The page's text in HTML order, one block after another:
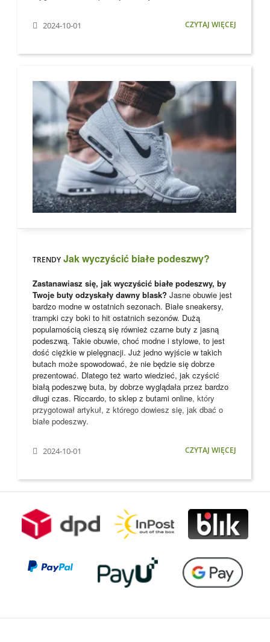
2024-10-01 CZYTAJ WIĘCEJ
TRENDY Jak wyczyścić białe podeszwy?
Zastanawiasz się, jak wyczyścić białe podeszwy, by
Twoje buty odzyskały dawny blask? Jasne obuwie jest
bardzo modne w ostatnich sezonach. Białe sneakersy,
trampki czy boki to hit ostatnich sezonów. Dużą
popularnością cieszą się również czarne buty z jasną
podeszwą. Takie obuwie, choć modne i stylowe, to jest
dość ciężkie w pielęgnacji. Już jedno wyjście w takich
butach może spowodować, że nie będzie się dobrze
prezentować. Dlatego też warto wiedzieć, jak czyścić
białą podeszwę buta, by dobrze wyglądała przez bardzo
długi czas. Riccardo, to sklep z butami online, który
przygotował artykuł, z którego dowiesz się, jak dbać o
białe podeszwy.
2024-10-01 CZYTAJ WIĘCEJ